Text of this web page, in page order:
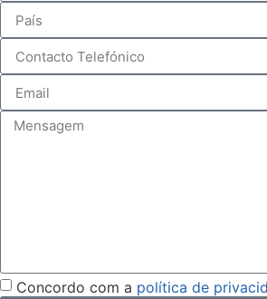
Concordo com a política de